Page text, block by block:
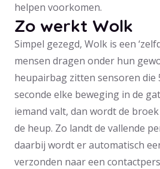
helpen voorkomen.
Zo werkt Wolk
Simpel gezegd, Wolk is een
mensen dragen onder hun
heupairbag zitten sensoren die
seconde elke beweging in de
iemand valt, dan wordt de
de heup. Zo landt de vallende
daarbij wordt er automatisch
verzonden naar een